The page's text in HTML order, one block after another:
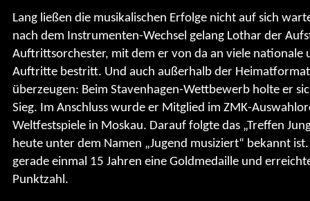
Lang ließen die musikalischen Erfolge nicht auf sich
nach dem Instrumenten-Wechsel gelang Lothar der
Auftrittsorchester, mit dem er von da an viele nationale
Auftritte bestritt. Und auch außerhalb der
überzeugen: Beim Stavenhagen-Wettbewerb holte er
Sieg. Im Anschluss wurde er Mitglied im ZMK-
Weltfestspiele in Moskau. Darauf folgte das „Treffen
heute unter dem Namen „Jugend musiziert“ bekannt
gerade einmal 15 Jahren eine Goldmedaille und
Punktzahl.